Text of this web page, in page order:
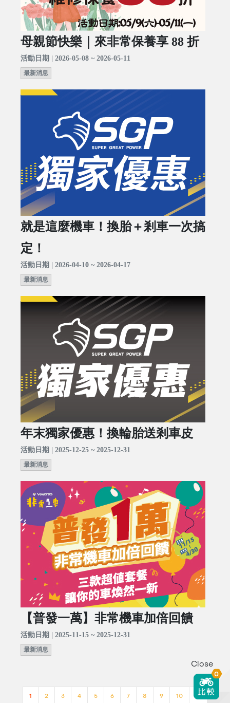
母親節快樂｜來非常保養享 88 折
活動日期 | 2026-05-08 ~ 2026-05-11
最新消息
就是這麼機車！換胎＋剎車一次搞
定！
活動日期 | 2026-04-10 ~ 2026-04-17
最新消息
年末獨家優惠！換輪胎送剎車皮
活動日期 | 2025-12-25 ~ 2025-12-31
最新消息
【普發一萬】非常機車加倍回饋
活動日期 | 2025-11-15 ~ 2025-12-31
最新消息
1 2 3 4 5 6 7 8 9 10 >>
Close
0